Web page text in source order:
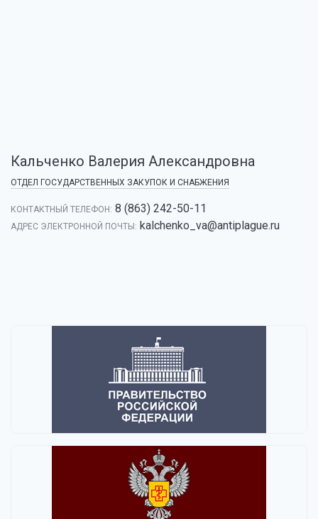
Кальченко Валерия Александровна
ОТДЕЛ ГОСУДАРСТВЕННЫХ ЗАКУПОК И СНАБЖЕНИЯ
КОНТАКТНЫЙ ТЕЛЕФОН: 8 (863) 242-50-11
АДРЕС ЭЛЕКТРОННОЙ ПОЧТЫ: kalchenko_va@antiplague.ru